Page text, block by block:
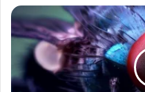
Les
solutions
naturelles
pour
repousser
les